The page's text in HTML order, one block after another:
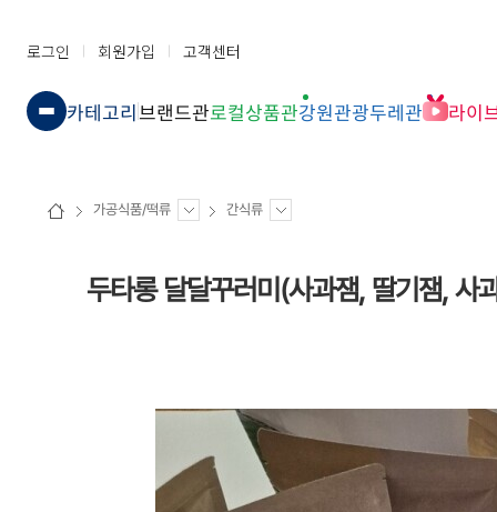
로그인 회원가입 고객센터
카테고리브랜드관로컬상품관강원관광두레관 라이
가공식품/떡류 간식류
두타롱 달달꾸러미(사과잼, 딸기잼, 사